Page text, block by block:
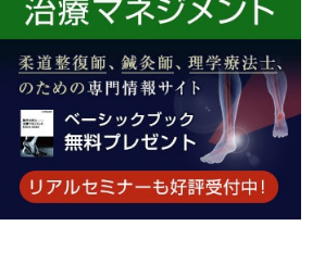
43:11
🎥Chapter4 / 骨盤swayテストと内転筋ストレッチ
39:11
🎥Chapter5 / 姿勢アライメントと筋硬度・浅筋膜評価とアプローチ
342 0